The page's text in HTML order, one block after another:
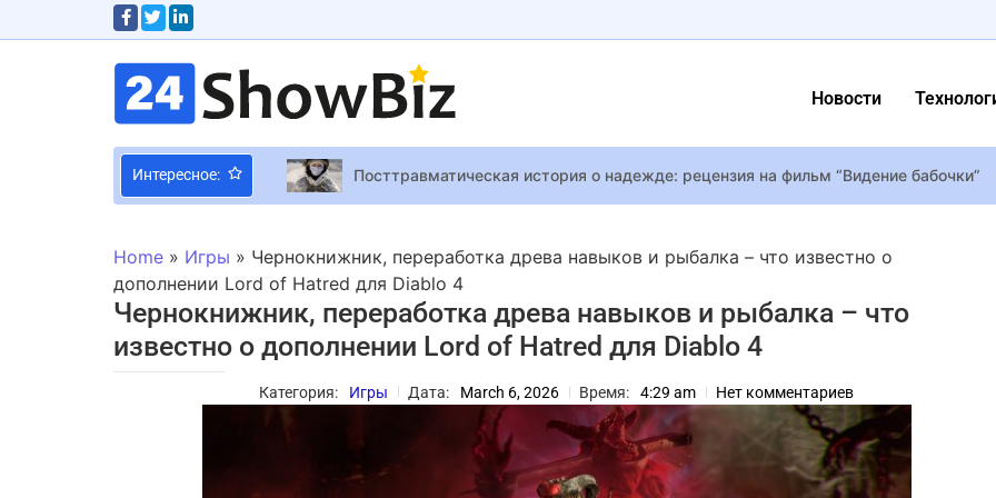
Новости
Интересное:
Посттравматическая история о надежде: рецензия на фильм “Видение бабочки”
“Ла-Ла Ленд” превратят в бродвейский мюзикл
У Японии появится первая императрица-феминистка
Драма на концерте «Бумбокса» – девушка случайно узнала на фото своего
Financial Report Считаем деньги IO Interactive: Две новые игры и превзошедшая
Final Fantasy XVI Продюсер Final Fantasy 16 ответил на слухи о PC-версии и в
Победитель “Голосу країни” Роман Сасанчин расстался с женой
В сети появились четыре минуты геймплея Crazy Taxi: World Tour
Home » Игры » Чернокнижник, переработка древа навыков и рыбалка – что известно о
дополнении Lord of Hatred для Diablo 4
Чернокнижник, переработка древа навыков и рыбалка – что
известно о дополнении Lord of Hatred для Diablo 4
Категория: Игры Дата: March 6, 2026 Время: 4:29 am Нет комментариев